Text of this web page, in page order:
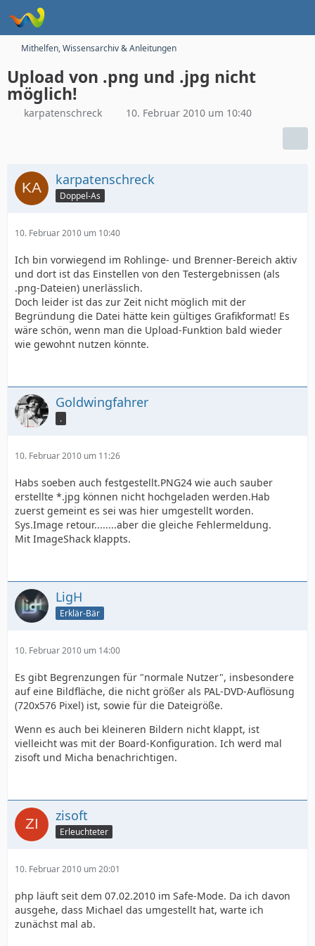
Mithelfen, Wissensarchiv & Anleitungen
Upload von .png und .jpg nicht
möglich!
karpatenschreck 10. Februar 2010 um 10:40
karpatenschreck
Doppel-As
10. Februar 2010 um 10:40
Ich bin vorwiegend im Rohlinge- und Brenner-Bereich aktiv
und dort ist das Einstellen von den Testergebnissen (als
.png-Dateien) unerlässlich.
Doch leider ist das zur Zeit nicht möglich mit der
Begründung die Datei hätte kein gültiges Grafikformat! Es
wäre schön, wenn man die Upload-Funktion bald wieder
wie gewohnt nutzen könnte.
Goldwingfahrer
.
10. Februar 2010 um 11:26
Habs soeben auch festgestellt.PNG24 wie auch sauber
erstellte *.jpg können nicht hochgeladen werden.Hab
zuerst gemeint es sei was hier umgestellt worden.
Sys.Image retour........aber die gleiche Fehlermeldung.
Mit ImageShack klappts.
LigH
Erklär-Bär
10. Februar 2010 um 14:00
Es gibt Begrenzungen für "normale Nutzer", insbesondere
auf eine Bildfläche, die nicht größer als PAL-DVD-Auflösung
(720x576 Pixel) ist, sowie für die Dateigröße.
Wenn es auch bei kleineren Bildern nicht klappt, ist
vielleicht was mit der Board-Konfiguration. Ich werd mal
zisoft und Micha benachrichtigen.
zisoft
Erleuchteter
10. Februar 2010 um 20:01
php läuft seit dem 07.02.2010 im Safe-Mode. Da ich davon
ausgehe, dass Michael das umgestellt hat, warte ich
zunächst mal ab.